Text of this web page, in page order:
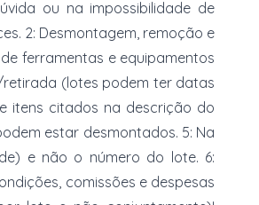
ou na impossibilidade de
2: Desmontagem, remoção e
ferramentas e equipamentos
retirada (lotes podem ter datas
itens citados na descrição do
estar desmontados. 5: Na
e não o número do lote. 6:
comissões e despesas